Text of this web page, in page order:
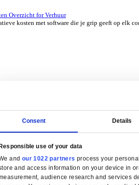
ontwikkeld over 45 jaar door experts
marges met ERP-software die je